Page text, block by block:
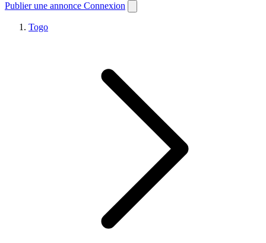
Publier une annonce Connexion
Togo